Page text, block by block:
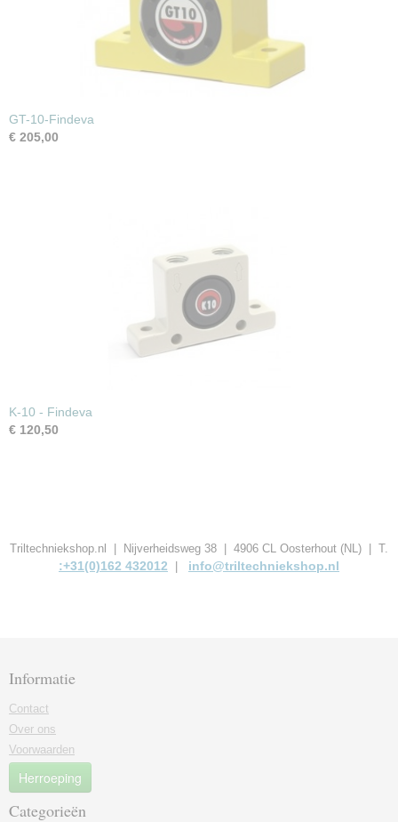
GT-10-Findeva
€ 205,00
K-10 - Findeva
€ 120,50
Triltechniekshop.nl | Nijverheidsweg 38 | 4906 CL Oosterhout (NL) | T.
:+31(0)162 432012 info@triltechniekshop.nl
Informatie
Contact
Over ons
Voorwaarden
Herroeping
Categorieën